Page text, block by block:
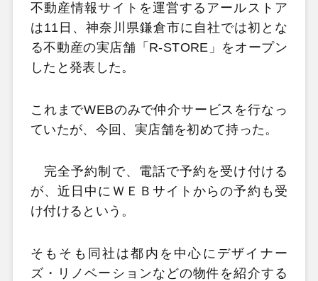
不動産情報サイトを運営するアールストア
は11日、神奈川県鎌倉市に自社では初とな
る不動産の実店舗「R-STORE」をオープン
したと発表した。
これまでWEBのみで仲介サービスを行なっ
ていたが、今回、実店舗を初めて持った。
完全予約制で、電話で予約を受け付ける
が、近日中にＷＥＢサイトからの予約も受
け付けるという。
そもそも同社は都内を中心にデザイナー
ズ・リノベーションなどの物件を紹介する